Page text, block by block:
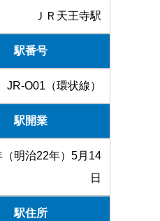
ＪＲ天王寺駅
駅番号
JR-O01（環状線）
駅開業
（明治22年）5月14
日
駅住所